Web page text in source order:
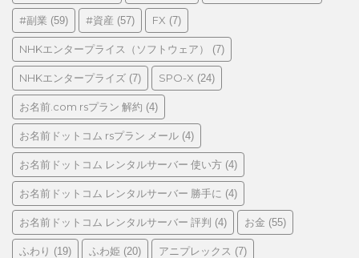
リ
ー
#副業 (59) #資産 (57) FX (7)
NHKエンタープライス（ソフトウェア） (7)
NHKエンタープライズ (7) SPO-X (24)
お名前.com rsプラン 解約 (4)
お名前ドットコム rsプラン メール (4)
お名前ドットコム レンタルサーバー 使い方 (4)
お名前ドットコム レンタルサーバー 勝手に (4)
お名前ドットコム レンタルサーバー 評判 (4) お金 (55)
ふわり (19) ふわ姫 (20) アニプレックス (7)